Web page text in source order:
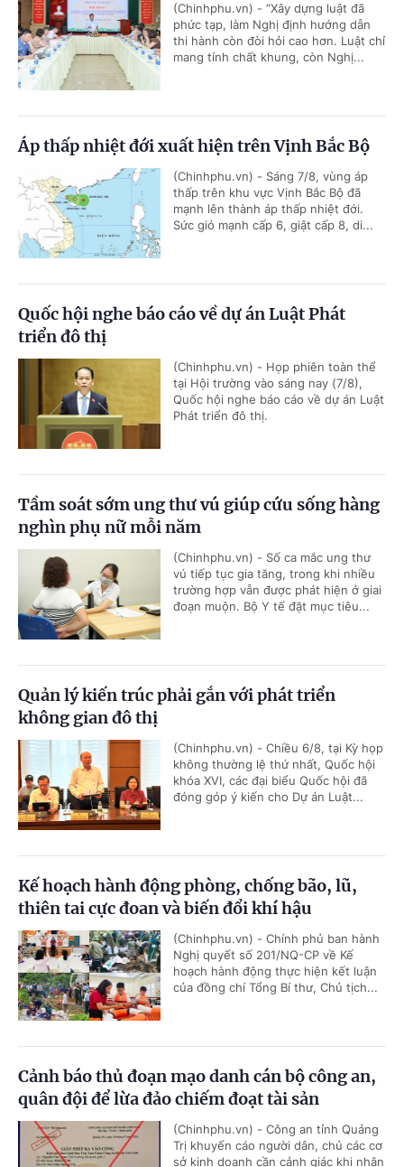
(Chinhphu.vn) - “Xây dựng luật đã
phức tạp, làm Nghị định hướng dẫn
thi hành còn đòi hỏi cao hơn. Luật chỉ
mang tính chất khung, còn Nghị...
Áp thấp nhiệt đới xuất hiện trên Vịnh Bắc Bộ
(Chinhphu.vn) - Sáng 7/8, vùng áp
thấp trên khu vực Vịnh Bắc Bộ đã
mạnh lên thành áp thấp nhiệt đới.
Sức gió mạnh cấp 6, giật cấp 8, di...
Quốc hội nghe báo cáo về dự án Luật Phát
triển đô thị
(Chinhphu.vn) - Họp phiên toàn thể
tại Hội trường vào sáng nay (7/8),
Quốc hội nghe báo cáo về dự án Luật
Phát triển đô thị.
Tầm soát sớm ung thư vú giúp cứu sống hàng
nghìn phụ nữ mỗi năm
(Chinhphu.vn) - Số ca mắc ung thư
vú tiếp tục gia tăng, trong khi nhiều
trường hợp vẫn được phát hiện ở giai
đoạn muộn. Bộ Y tế đặt mục tiêu...
Quản lý kiến trúc phải gắn với phát triển
không gian đô thị
(Chinhphu.vn) - Chiều 6/8, tại Kỳ họp
không thường lệ thứ nhất, Quốc hội
khóa XVI, các đại biểu Quốc hội đã
đóng góp ý kiến cho Dự án Luật...
Kế hoạch hành động phòng, chống bão, lũ,
thiên tai cực đoan và biến đổi khí hậu
(Chinhphu.vn) - Chính phủ ban hành
Nghị quyết số 201/NQ-CP về Kế
hoạch hành động thực hiện kết luận
của đồng chí Tổng Bí thư, Chủ tịch...
Cảnh báo thủ đoạn mạo danh cán bộ công an,
quân đội để lừa đảo chiếm đoạt tài sản
(Chinhphu.vn) - Công an tỉnh Quảng
Trị khuyến cáo người dân, chủ các cơ
sở kinh doanh cần cảnh giác khi nhận